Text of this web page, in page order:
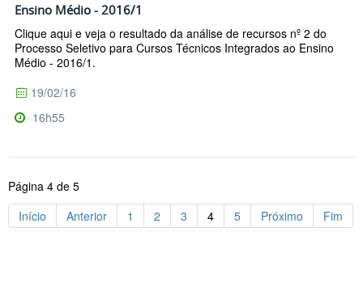
Ensino Médio - 2016/1
Clique aqui e veja o resultado da análise de recursos nº 2 do
Processo Seletivo para Cursos Técnicos Integrados ao Ensino
Médio - 2016/1.
19/02/16
16h55
Página 4 de 5
Início
Anterior 1 2 3 4 5 Próximo Fim